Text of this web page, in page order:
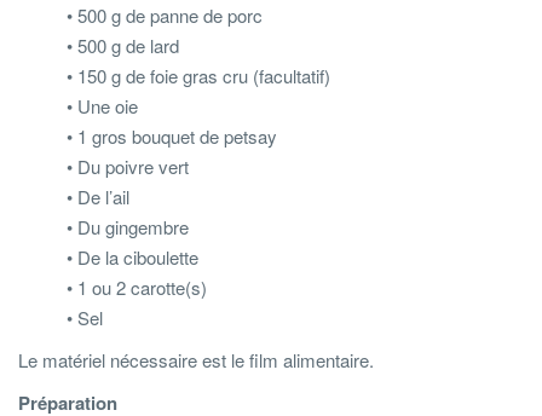
• 500 g de panne de porc
• 500 g de lard
• 150 g de foie gras cru (facultatif)
• Une oie
• 1 gros bouquet de petsay
• Du poivre vert
• De l’ail
• Du gingembre
• De la ciboulette
• 1 ou 2 carotte(s)
• Sel
Le matériel nécessaire est le film alimentaire.
Préparation